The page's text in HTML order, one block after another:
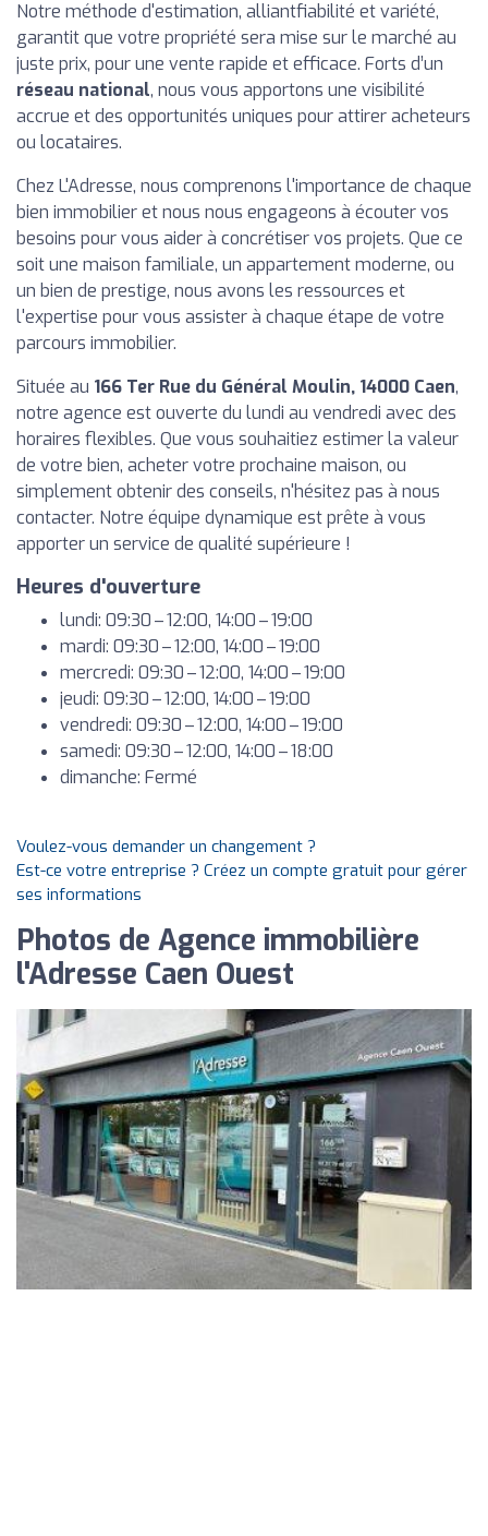
Notre méthode d'estimation, alliantfiabilité et variété,
garantit que votre propriété sera mise sur le marché au
juste prix, pour une vente rapide et efficace. Forts d’un
réseau national, nous vous apportons une visibilité
accrue et des opportunités uniques pour attirer acheteurs
ou locataires.
Chez L'Adresse, nous comprenons l'importance de chaque
bien immobilier et nous nous engageons à écouter vos
besoins pour vous aider à concrétiser vos projets. Que ce
soit une maison familiale, un appartement moderne, ou
un bien de prestige, nous avons les ressources et
l'expertise pour vous assister à chaque étape de votre
parcours immobilier.
Située au 166 Ter Rue du Général Moulin, 14000 Caen,
notre agence est ouverte du lundi au vendredi avec des
horaires flexibles. Que vous souhaitiez estimer la valeur
de votre bien, acheter votre prochaine maison, ou
simplement obtenir des conseils, n'hésitez pas à nous
contacter. Notre équipe dynamique est prête à vous
apporter un service de qualité supérieure !
Heures d'ouverture
lundi: 09:30 – 12:00, 14:00 – 19:00
mardi: 09:30 – 12:00, 14:00 – 19:00
mercredi: 09:30 – 12:00, 14:00 – 19:00
jeudi: 09:30 – 12:00, 14:00 – 19:00
vendredi: 09:30 – 12:00, 14:00 – 19:00
samedi: 09:30 – 12:00, 14:00 – 18:00
dimanche: Fermé
Voulez-vous demander un changement ?
Est-ce votre entreprise ? Créez un compte gratuit pour gérer
ses informations
Photos de Agence immobilière
l'Adresse Caen Ouest